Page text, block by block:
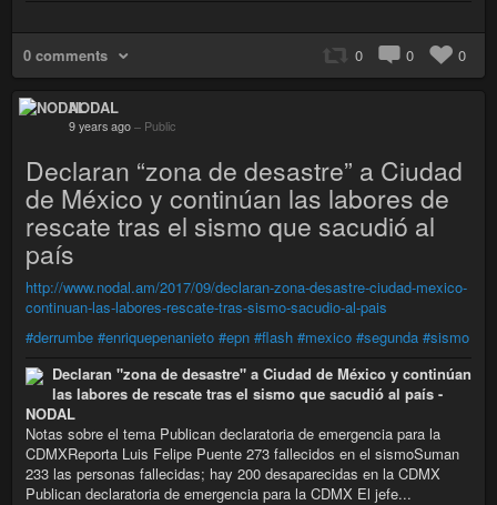
0 comments 0 0 0
NODAL
9 years ago – Public
Declaran “zona de desastre” a Ciudad
de México y continúan las labores de
rescate tras el sismo que sacudió al
país
http://www.nodal.am/2017/09/declaran-zona-desastre-ciudad-mexico-
continuan-las-labores-rescate-tras-sismo-sacudio-al-pais
#derrumbe #enriquepenanieto #epn #flash #mexico #segunda #sismo
Declaran "zona de desastre" a Ciudad de México y continúan
las labores de rescate tras el sismo que sacudió al país -
NODAL
Notas sobre el tema Publican declaratoria de emergencia para la
CDMXReporta Luis Felipe Puente 273 fallecidos en el sismoSuman
233 las personas fallecidas; hay 200 desaparecidas en la CDMX
Publican declaratoria de emergencia para la CDMX El jefe...